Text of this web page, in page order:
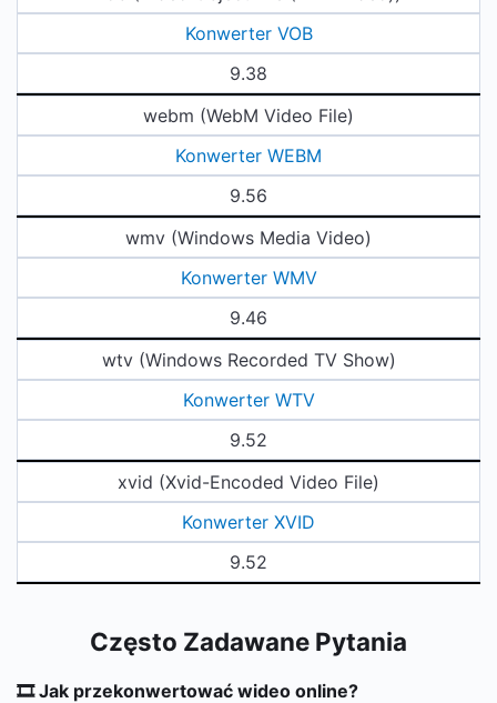
Konwerter VOB
9.38
webm (WebM Video File)
Konwerter WEBM
9.56
wmv (Windows Media Video)
Konwerter WMV
9.46
wtv (Windows Recorded TV Show)
Konwerter WTV
9.52
xvid (Xvid-Encoded Video File)
Konwerter XVID
9.52
Często Zadawane Pytania
🎞 Jak przekonwertować wideo online?